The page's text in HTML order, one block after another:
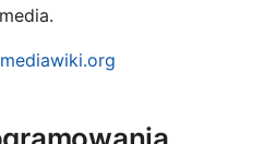
中文（繁體）
한국어